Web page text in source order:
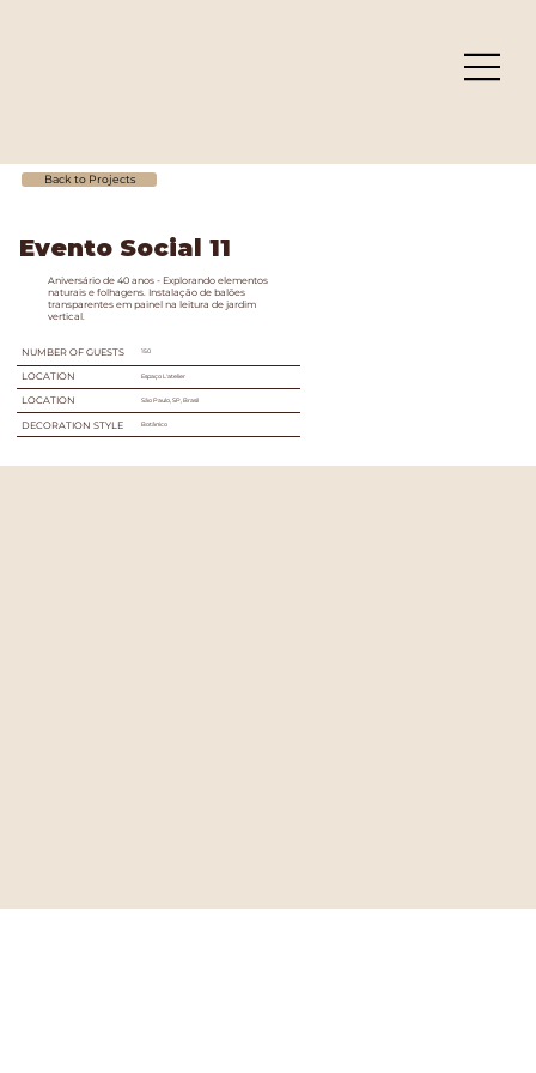
Evento Social 11
Aniversário de 40 anos - Explorando elementos
naturais e folhagens. Instalação de balões
transparentes em painel na leitura de jardim
vertical.
NUMBER OF GUESTS
LOCATION
LOCATION
DECORATION STYLE
150
Espaço L'atelier
São Paulo, SP, Brasil
Botânico
Back to Projects